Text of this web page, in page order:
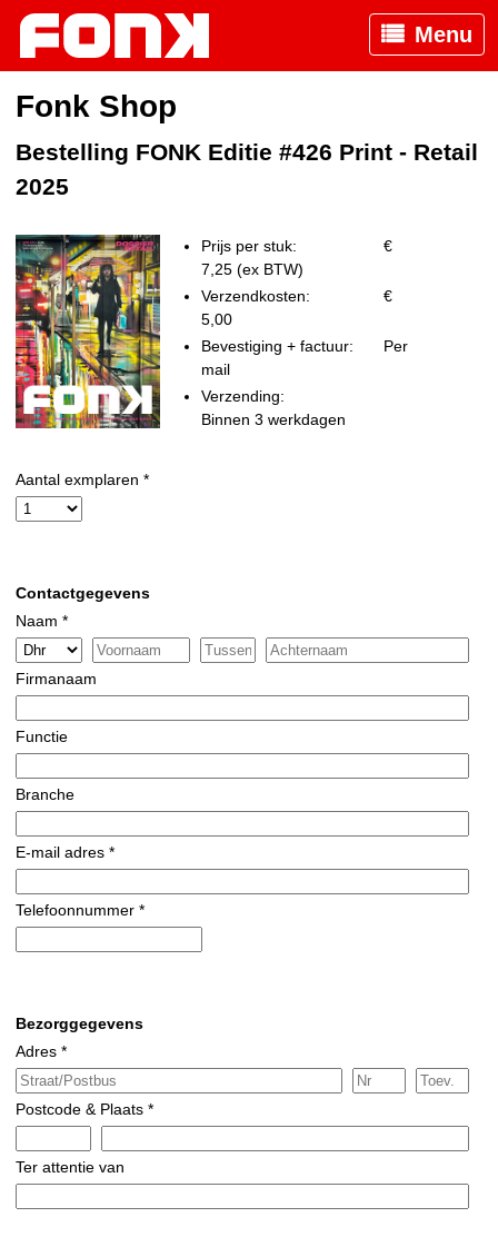
Menu
Fonk Shop
Bestelling FONK Editie #426 Print - Retail
2025
Prijs per stuk:
€
7,25 (ex BTW)
Verzendkosten:
€
5,00
Bevestiging + factuur:
Per
mail
Verzending:
Binnen 3 werkdagen
Aantal exmplaren *
Contactgegevens
Naam *
Firmanaam
Functie
Branche
E-mail adres *
Telefoonnummer *
Bezorggegevens
Adres *
Postcode & Plaats *
Ter attentie van